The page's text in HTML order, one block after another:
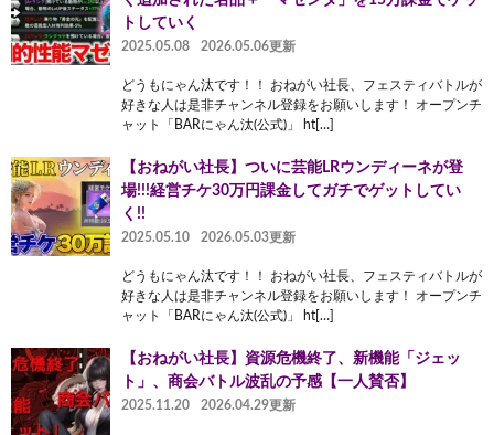
トしていく
2025.05.08 2026.05.06更新
どうもにゃん汰です！！ おねがい社長、フェスティバトルが
好きな人は是非チャンネル登録をお願いします！ オープンチ
ャット「BARにゃん汰(公式)」 ht[…]
【おねがい社長】ついに芸能LRウンディーネが登
場!!!経営チケ30万円課金してガチでゲットしてい
く!!
2025.05.10 2026.05.03更新
どうもにゃん汰です！！ おねがい社長、フェスティバトルが
好きな人は是非チャンネル登録をお願いします！ オープンチ
ャット「BARにゃん汰(公式)」 ht[…]
【おねがい社長】資源危機終了、新機能「ジェッ
ト」、商会バトル波乱の予感【一人賛否】
2025.11.20 2026.04.29更新